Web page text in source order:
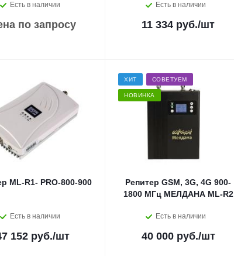
Есть в наличии
по запросу
Есть в наличии
11 334 руб./шт
UMTS2100/WiFi/LTE2600
ML-R1- PRO-800-900
Есть в наличии
152 руб./шт
ХИТ СОВЕТУЕМ
НОВИНКА
Репитер GSM, 3G, 4G 900-
1800 МГц МЕЛДАНА ML-R2
Есть в наличии
40 000 руб./шт